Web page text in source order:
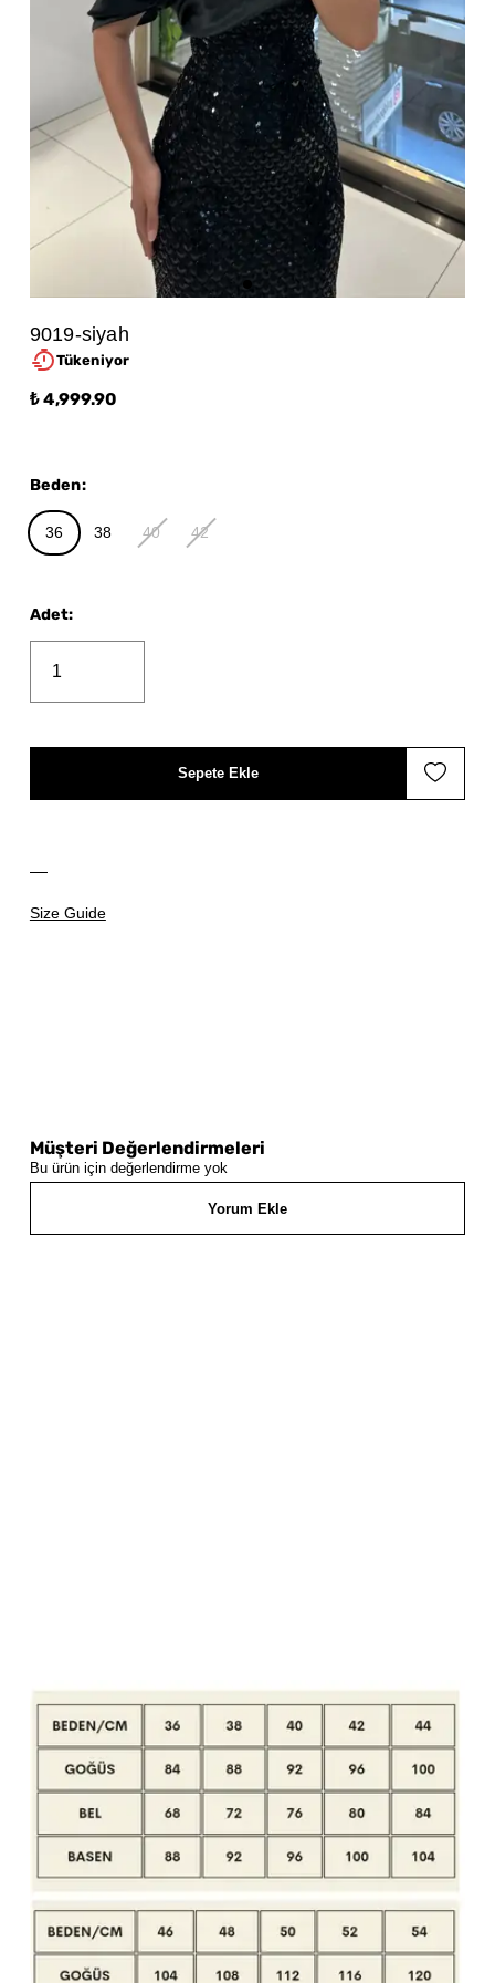
9019-siyah
Tükeniyor
₺ 4,999.90
Size Guide
Beden:
36 38 40 42
Adet:
Sepete Ekle
Müşteri Değerlendirmeleri
Bu ürün için değerlendirme yok
Yorum Ekle